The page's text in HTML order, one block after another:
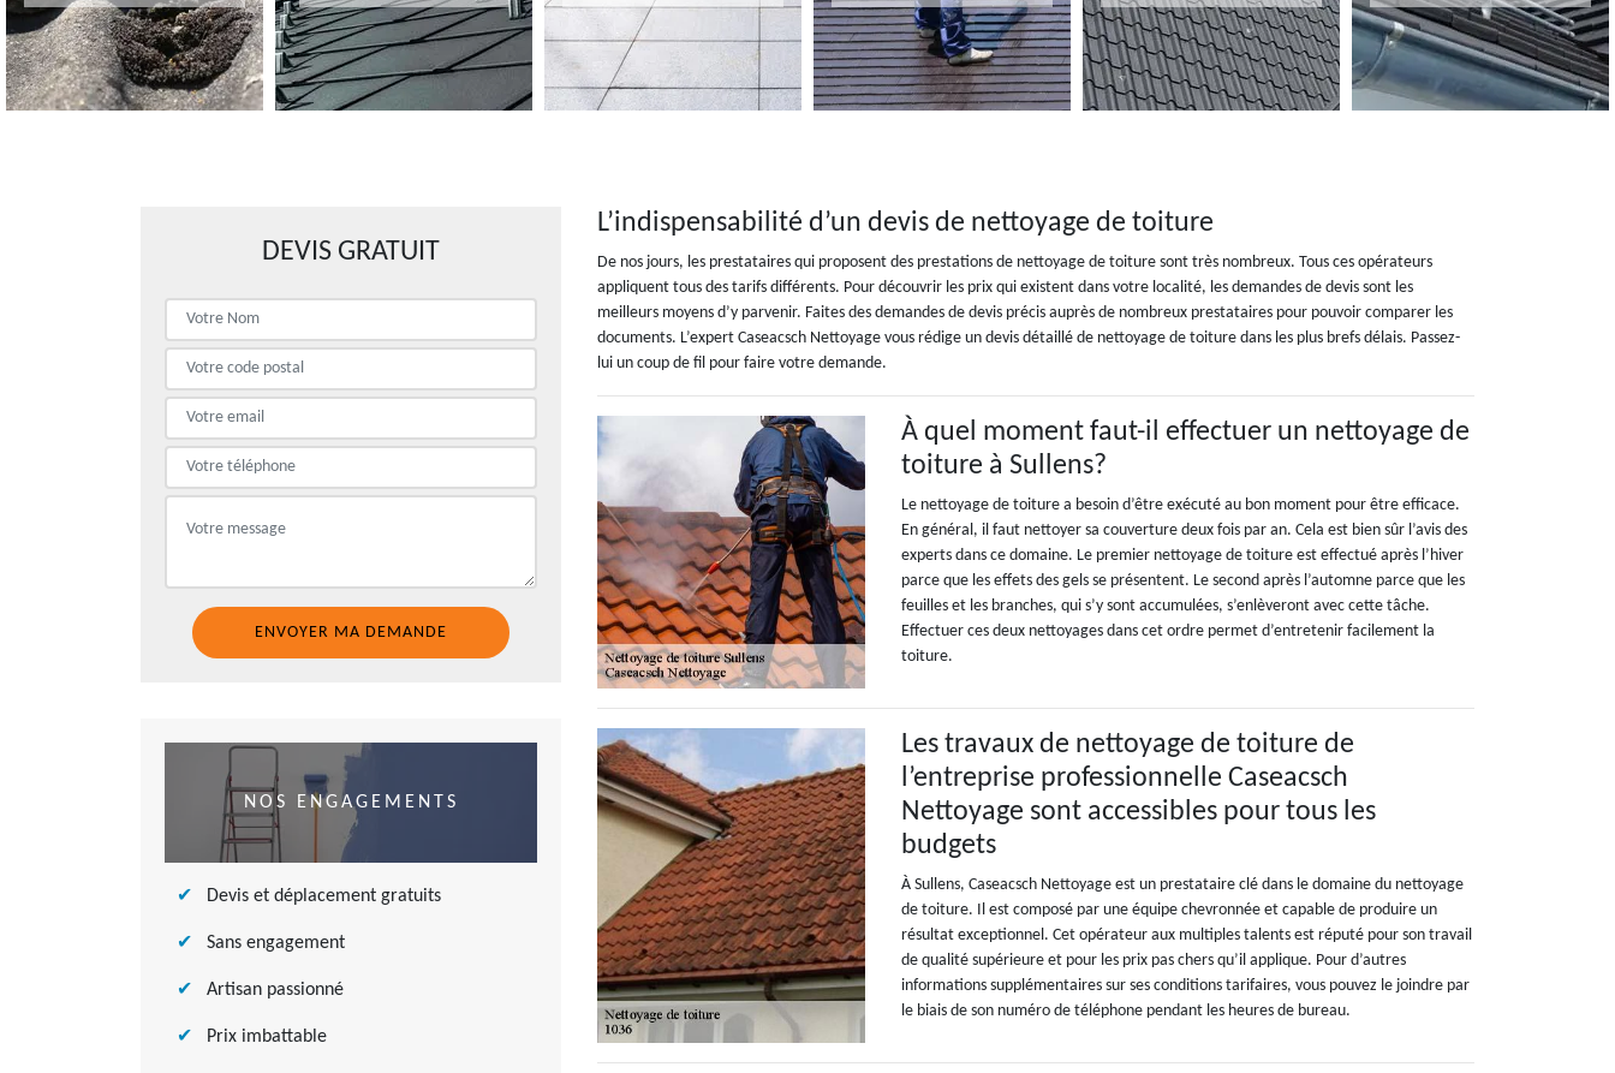
DEVIS GRATUIT
NOS ENGAGEMENTS
Devis et déplacement gratuits
Sans engagement
Artisan passionné
Prix imbattable
L’indispensabilité d’un devis de nettoyage de toiture
De nos jours, les prestataires qui proposent des prestations de nettoyage de toiture sont très nombreux. Tous ces opérateurs
appliquent tous des tarifs différents. Pour découvrir les prix qui existent dans votre localité, les demandes de devis sont les
meilleurs moyens d’y parvenir. Faites des demandes de devis précis auprès de nombreux prestataires pour pouvoir comparer les
documents. L’expert Caseacsch Nettoyage vous rédige un devis détaillé de nettoyage de toiture dans les plus brefs délais. Passez-
lui un coup de fil pour faire votre demande.
À quel moment faut-il effectuer un nettoyage de
toiture à Sullens?
Le nettoyage de toiture a besoin d’être exécuté au bon moment pour être efficace.
En général, il faut nettoyer sa couverture deux fois par an. Cela est bien sûr l’avis des
experts dans ce domaine. Le premier nettoyage de toiture est effectué après l’hiver
parce que les effets des gels se présentent. Le second après l’automne parce que les
feuilles et les branches, qui s’y sont accumulées, s’enlèveront avec cette tâche.
Effectuer ces deux nettoyages dans cet ordre permet d’entretenir facilement la
toiture.
Les travaux de nettoyage de toiture de
l’entreprise professionnelle Caseacsch
Nettoyage sont accessibles pour tous les
budgets
À Sullens, Caseacsch Nettoyage est un prestataire clé dans le domaine du nettoyage
de toiture. Il est composé par une équipe chevronnée et capable de produire un
résultat exceptionnel. Cet opérateur aux multiples talents est réputé pour son travail
de qualité supérieure et pour les prix pas chers qu’il applique. Pour d’autres
informations supplémentaires sur ses conditions tarifaires, vous pouvez le joindre par
le biais de son numéro de téléphone pendant les heures de bureau.